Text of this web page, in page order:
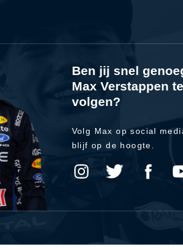
Ben jij snel
Max Verstappen te
volgen?
Volg Max op social
blijf op de hoogte.